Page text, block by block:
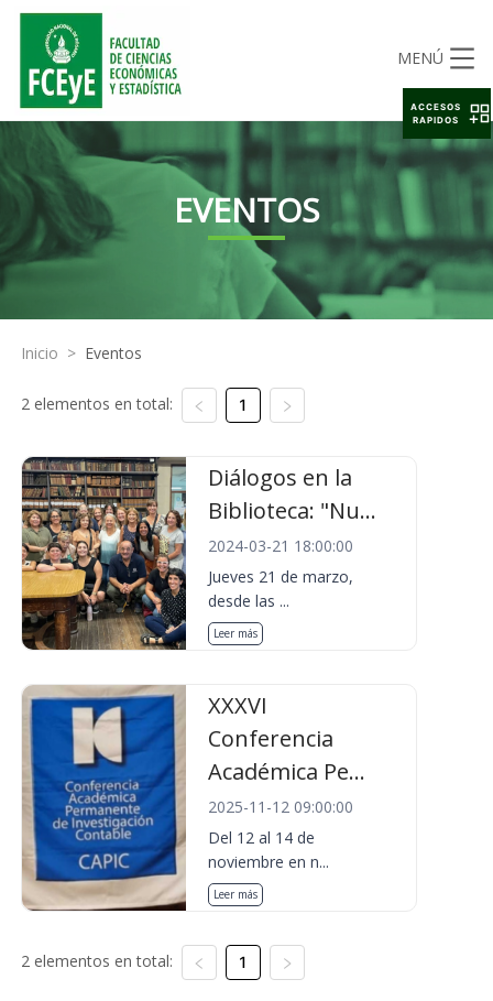
MENÚ
EVENTOS
Inicio > Eventos
2 elementos en total: 1
Diálogos en la
Biblioteca: "Nu...
2024-03-21 18:00:00
Jueves 21 de marzo,
desde las ...
Leer más
XXXVI
Conferencia
Académica Pe...
2025-11-12 09:00:00
Del 12 al 14 de
noviembre en n...
Leer más
2 elementos en total: 1
ACCESOS
RAPIDOS